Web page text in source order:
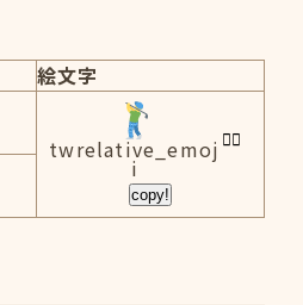
絵文字
twrelative_emoj
i
copy!